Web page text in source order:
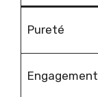
Pureté
Engagement